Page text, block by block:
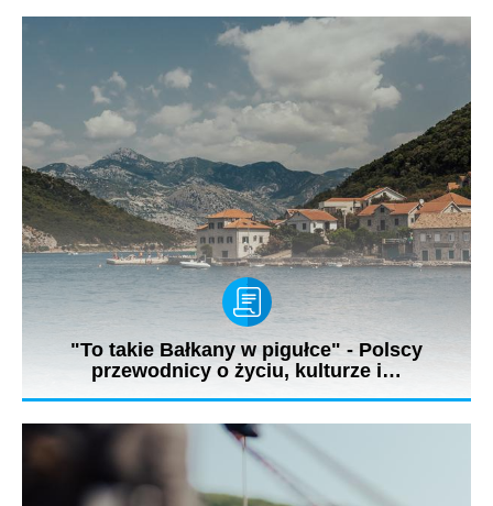
"To takie Bałkany w pigułce" - Polscy
przewodnicy o życiu, kulturze i…
- Czarnogórcy to południowcy, gorącokrwiści i głośni. Polacy są
chłodniejsi....